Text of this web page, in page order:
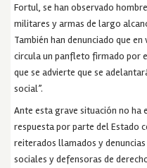
Fortul, se han observado
militares y armas de largo
También han denunciado que
circula un panfleto firmado por
que se advierte que se
social”.
Ante esta grave situación no ha
respuesta por parte del Estado
reiterados llamados y
sociales y defensoras de